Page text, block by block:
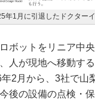
年1月に引退したドクター
ボットをリニア中
人が現地へ移動す
2月から、3社で山
後の設備の点検・